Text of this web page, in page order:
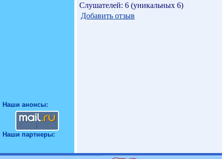
Наши анонсы:
Наши партнеры:
Слушателей: 6 (уникальных 6)
Добавить отзыв